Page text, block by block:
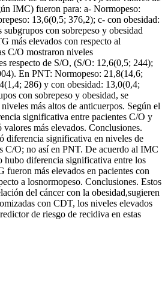
IMC) fueron para: a- Normopeso:
13,6(0,5; 376,2); c- con obesidad:
con sobrepeso y obesidad
más elevados con respecto al
C/O mostraron niveles
respecto de S/O, (S/O: 12,6(0,5; 244);
En PNT: Normopeso: 21,8(14,6;
286) y con obesidad: 13,0(0,4;
con sobrepeso y obesidad, se
más altos de anticuerpos. Según el
significativa entre pacientes C/O y
más elevados. Conclusiones.
diferencia significativa en niveles de
C/O; no así en PNT. De acuerdo al IMC
diferencia significativa entre los
fueron más elevados en pacientes con
a losnormopeso. Conclusiones. Estos
del cáncer con la obesidad,sugieren
con CDT, los niveles elevados
de riesgo de recidiva en estas